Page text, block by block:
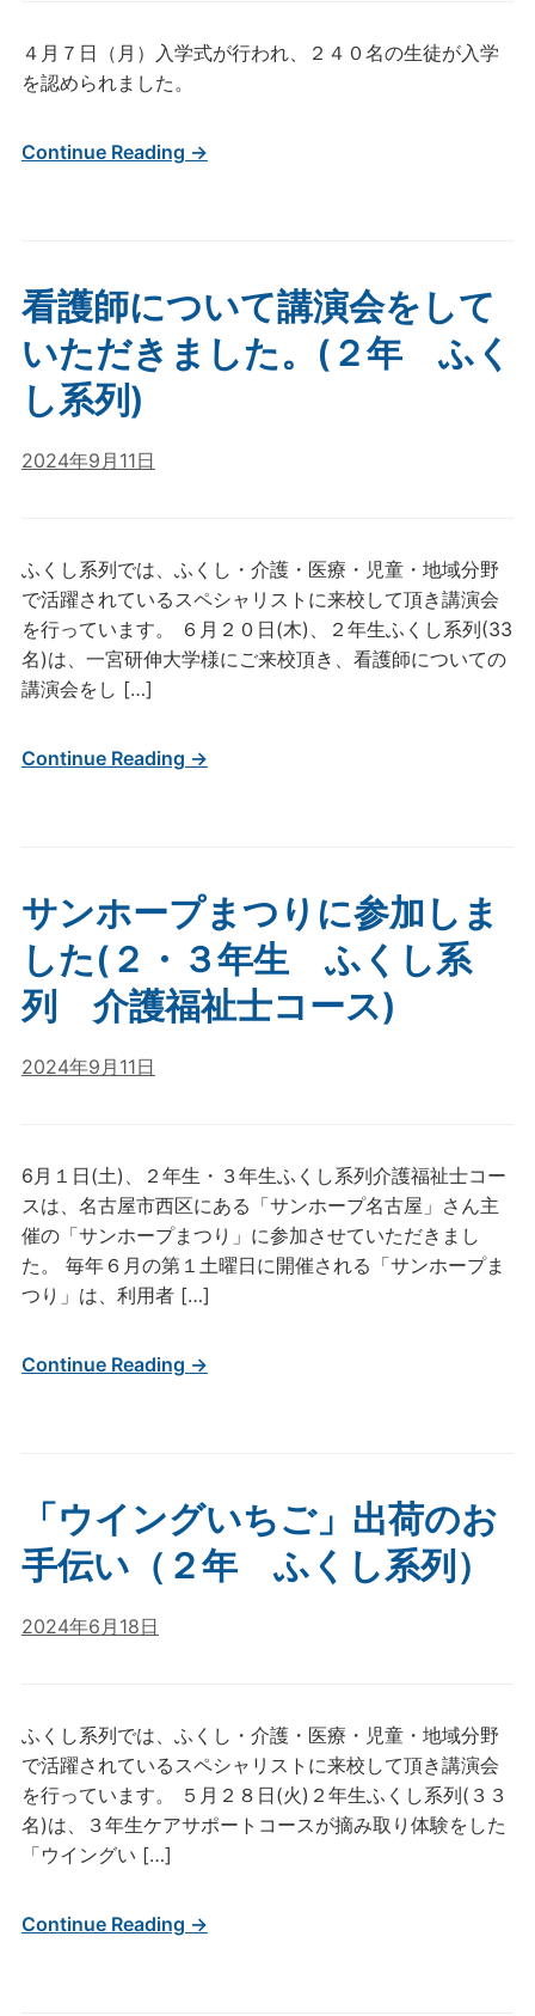
４月７日（月）入学式が行われ、２４０名の生徒が入学
を認められました。
Continue Reading →
看護師について講演会をして
いただきました。(２年 ふく
し系列)
2024年9月11日
ふくし系列では、ふくし・介護・医療・児童・地域分野
で活躍されているスペシャリストに来校して頂き講演会
を行っています。 ６月２０日(木)、２年生ふくし系列(33
名)は、一宮研伸大学様にご来校頂き、看護師についての
講演会をし […]
Continue Reading →
サンホープまつりに参加しま
した(２・３年生 ふくし系
列 介護福祉士コース)
2024年9月11日
6月１日(土)、２年生・３年生ふくし系列介護福祉士コー
スは、名古屋市西区にある「サンホープ名古屋」さん主
催の「サンホープまつり」に参加させていただきまし
た。 毎年６月の第１土曜日に開催される「サンホープま
つり」は、利用者 […]
Continue Reading →
「ウイングいちご」出荷のお
手伝い（２年 ふくし系列）
2024年6月18日
ふくし系列では、ふくし・介護・医療・児童・地域分野
で活躍されているスペシャリストに来校して頂き講演会
を行っています。 ５月２８日(火)２年生ふくし系列(３３
名)は、３年生ケアサポートコースが摘み取り体験をした
「ウイングい […]
Continue Reading →